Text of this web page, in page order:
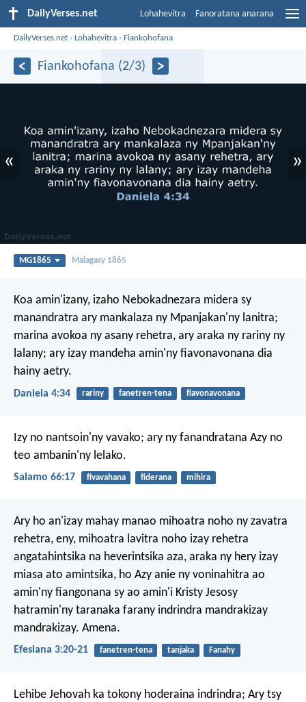
DailyVerses.net Lohahevitra Fanoratana anarana
DailyVerses.net ›Lohahevitra ›Fiankohofana
Fiankohofana (2/3)
« »
MG1865 Malagasy 1865
Koa amin'izany, izaho Nebokadnezara midera sy
manandratra ary mankalaza ny Mpanjakan'ny lanitra;
marina avokoa ny asany rehetra, ary araka ny rariny ny
lalany; ary izay mandeha amin'ny fiavonavonana dia
hainy aetry.
Daniela 4:34 rariny fanetren-tena fiavonavonana
Izy no nantsoin'ny vavako; ary ny fanandratana Azy no
teo ambanin'ny lelako.
Salamo 66:17 fivavahana fiderana mihira
Ary ho an'izay mahay manao mihoatra noho ny zavatra
rehetra, eny, mihoatra lavitra noho izay rehetra
angatahintsika na heverintsika aza, araka ny hery izay
miasa ato amintsika, ho Azy anie ny voninahitra ao
amin'ny fiangonana sy ao amin'i Kristy Jesosy
hatramin'ny taranaka farany indrindra mandrakizay
mandrakizay. Amena.
Efesiana 3:20-21 fanetren-tena tanjaka Fanahy
Lehibe Jehovah ka tokony hoderaina indrindra; Ary tsy